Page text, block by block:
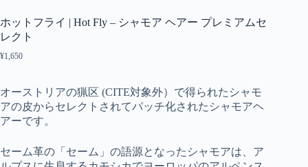
ホットフライ | Hot Fly – シャモア ヘアー プレミアムセ
レクト
¥1,650
オーストリアの猟区 (CITE対象外）で得られたシャモ
アの皮からセレクトされてパッチ化されたシャモアヘ
アーです。
セーム革の「セーム」の語源となったシャモアは、ア